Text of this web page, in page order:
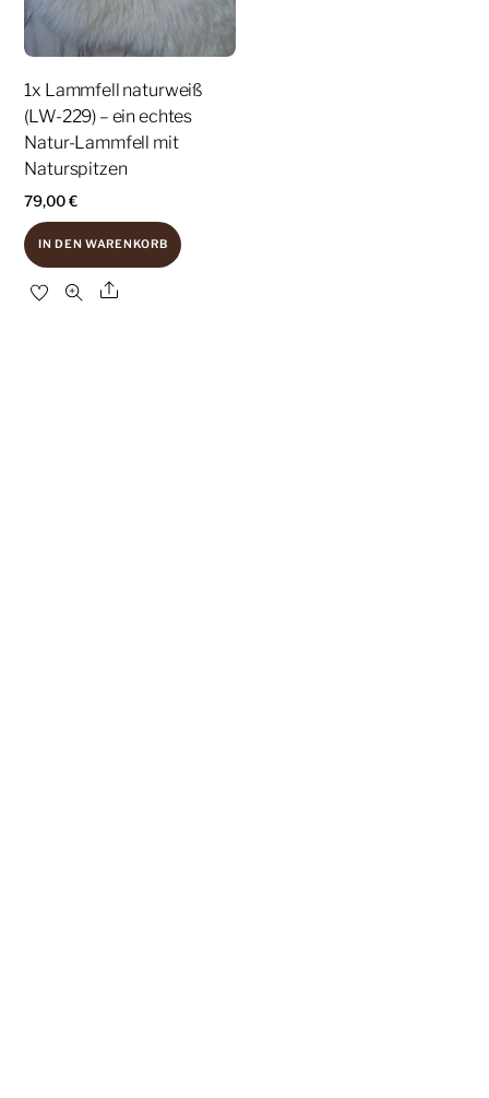
1x Lammfell naturweiß
(LW-229) – ein echtes
Natur-Lammfell mit
Naturspitzen
79,00€
IN DEN WARENKORB
Share